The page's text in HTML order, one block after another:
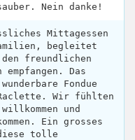
Nein danke!
Mittagessen
begleitet
freundlichen
empfangen. Das
Fondue
Wir fühlten
und
Ein grosses
diese tolle